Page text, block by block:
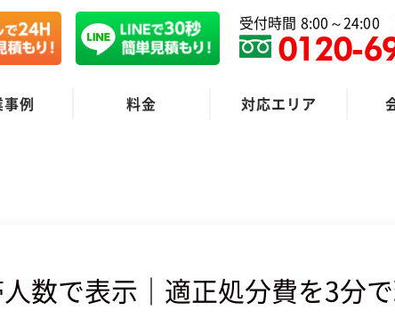
受付時間 8:00～24:00
0120-
例 料金 対応エリア
数で表示｜適正処分費を3分